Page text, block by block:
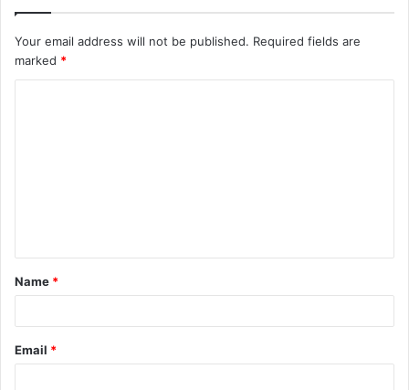
Your email address will not be published. Required fields are
marked *
Name *
Email *